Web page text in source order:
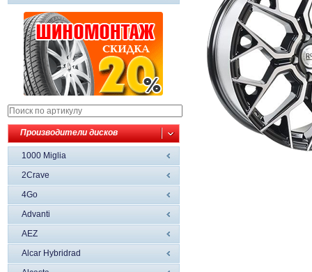
Производители дисков
1000 Miglia
2Crave
4Go
Advanti
AEZ
Alcar Hybridrad